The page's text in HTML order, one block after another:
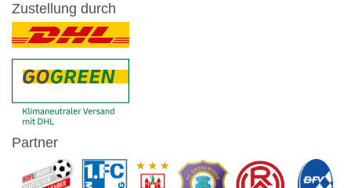
Zustellung durch
Partner